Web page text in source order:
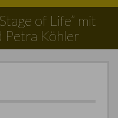
of Life” mit
Petra Köhler